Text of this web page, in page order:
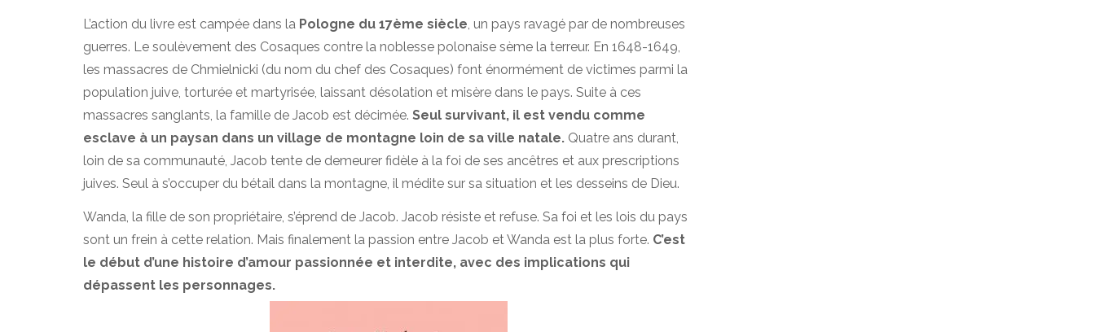
L’action du livre est campée dans la Pologne du 17ème siècle, un pays ravagé par de nombreuses
guerres. Le soulèvement des Cosaques contre la noblesse polonaise sème la terreur. En 1648-1649,
les massacres de Chmielnicki (du nom du chef des Cosaques) font énormément de victimes parmi la
population juive, torturée et martyrisée, laissant désolation et misère dans le pays. Suite à ces
massacres sanglants, la famille de Jacob est décimée. Seul survivant, il est vendu comme
esclave à un paysan dans un village de montagne loin de sa ville natale. Quatre ans durant,
loin de sa communauté, Jacob tente de demeurer fidèle à la foi de ses ancêtres et aux prescriptions
juives. Seul à s’occuper du bétail dans la montagne, il médite sur sa situation et les desseins de Dieu.
Wanda, la fille de son propriétaire, s’éprend de Jacob. Jacob résiste et refuse. Sa foi et les lois du pays
sont un frein à cette relation. Mais finalement la passion entre Jacob et Wanda est la plus forte. C’est
le début d’une histoire d’amour passionnée et interdite, avec des implications qui
dépassent les personnages.